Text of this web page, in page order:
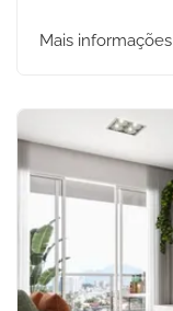
Mais informações